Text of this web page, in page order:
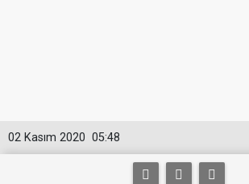
05:48
02 Kasım 2020